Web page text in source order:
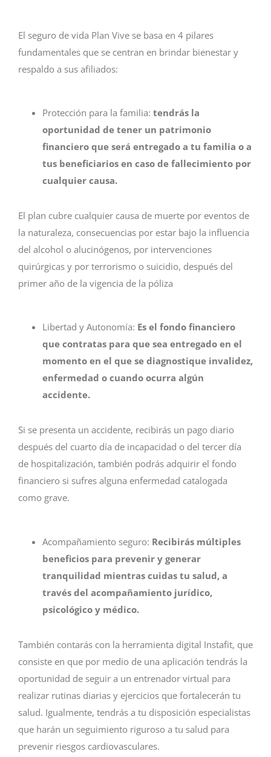
El seguro de vida Plan Vive se basa en 4 pilares
fundamentales que se centran en brindar bienestar y
respaldo a sus afiliados:
Protección para la familia: tendrás la
oportunidad de tener un patrimonio
financiero que será entregado a tu familia o a
tus beneficiarios en caso de fallecimiento por
cualquier causa.
El plan cubre cualquier causa de muerte por eventos de
la naturaleza, consecuencias por estar bajo la influencia
del alcohol o alucinógenos, por intervenciones
quirúrgicas y por terrorismo o suicidio, después del
primer año de la vigencia de la póliza
Libertad y Autonomía: Es el fondo financiero
que contratas para que sea entregado en el
momento en el que se diagnostique invalidez,
enfermedad o cuando ocurra algún
accidente.
Si se presenta un accidente, recibirás un pago diario
después del cuarto día de incapacidad o del tercer día
de hospitalización, también podrás adquirir el fondo
financiero si sufres alguna enfermedad catalogada
como grave.
Acompañamiento seguro: Recibirás múltiples
beneficios para prevenir y generar
tranquilidad mientras cuidas tu salud, a
través del acompañamiento jurídico,
psicológico y médico.
También contarás con la herramienta digital Instafit, que
consiste en que por medio de una aplicación tendrás la
oportunidad de seguir a un entrenador virtual para
realizar rutinas diarias y ejercicios que fortalecerán tu
salud. Igualmente, tendrás a tu disposición especialistas
que harán un seguimiento riguroso a tu salud para
prevenir riesgos cardiovasculares.